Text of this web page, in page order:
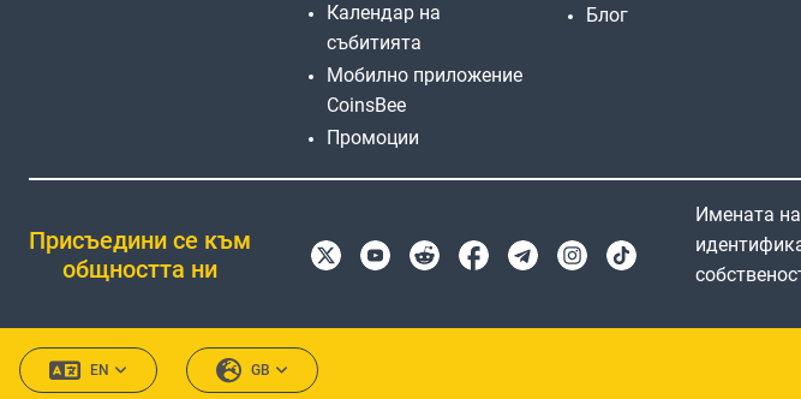
Календар на
събитията
Мобилно приложение
CoinsBee
Промоции
Блог
Присъедини се към
общността ни
Имената на
EN GB